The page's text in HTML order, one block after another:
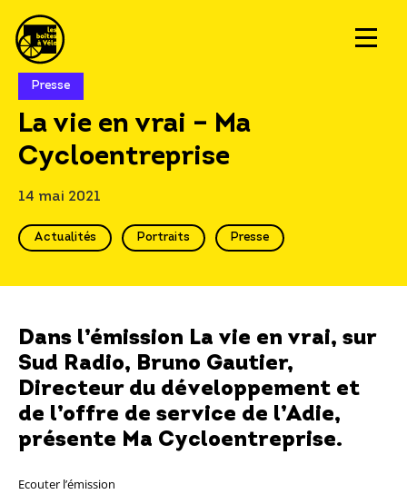
Presse
La vie en vrai – Ma
Cycloentreprise
14 mai 2021
Actualités Portraits Presse
Dans l’émission La vie en vrai, sur
Sud Radio, Bruno Gautier,
Directeur du développement et
de l’offre de service de l’Adie,
présente Ma Cycloentreprise.
Ecouter l’émission